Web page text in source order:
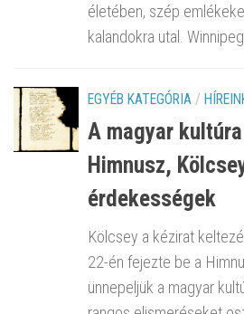
életében, szép
kalandokra utal.
EGYÉB KATEGÓRIA /
A magyar
Himnusz,
érdekességek
Kölcsey a kézirat
22-én fejezte be a
ünnepeljük a magyar